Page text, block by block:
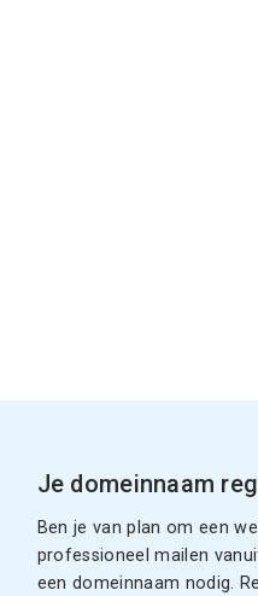
Je domeinnaam
Ben je van plan om een
professioneel mailen
een domeinnaam nodig.